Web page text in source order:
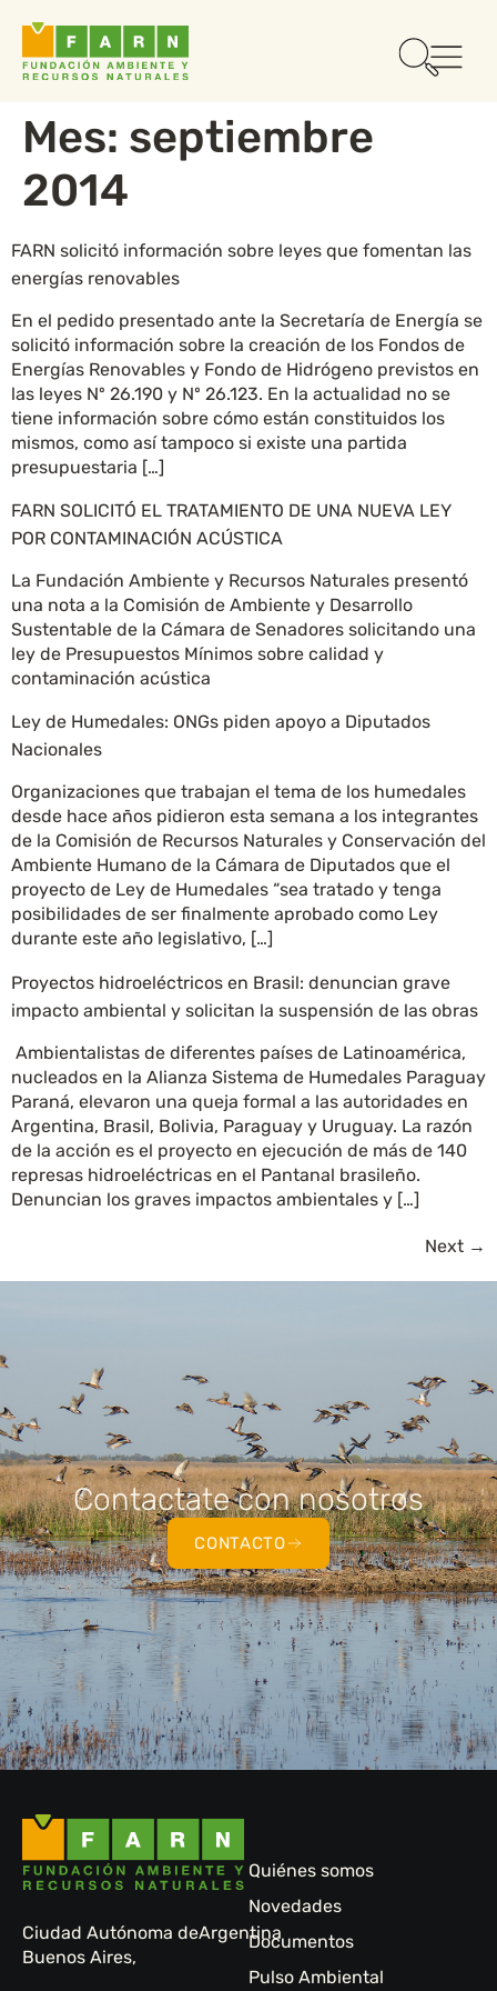
Mes: septiembre
2014
FARN solicitó información sobre leyes que fomentan las
energías renovables
En el pedido presentado ante la Secretaría de Energía se
solicitó información sobre la creación de los Fondos de
Energías Renovables y Fondo de Hidrógeno previstos en
las leyes Nº 26.190 y Nº 26.123. En la actualidad no se
tiene información sobre cómo están constituidos los
mismos, como así tampoco si existe una partida
presupuestaria […]
FARN SOLICITÓ EL TRATAMIENTO DE UNA NUEVA LEY
POR CONTAMINACIÓN ACÚSTICA
La Fundación Ambiente y Recursos Naturales presentó
una nota a la Comisión de Ambiente y Desarrollo
Sustentable de la Cámara de Senadores solicitando una
ley de Presupuestos Mínimos sobre calidad y
contaminación acústica
Ley de Humedales: ONGs piden apoyo a Diputados
Nacionales
Organizaciones que trabajan el tema de los humedales
desde hace años pidieron esta semana a los integrantes
de la Comisión de Recursos Naturales y Conservación del
Ambiente Humano de la Cámara de Diputados que el
proyecto de Ley de Humedales “sea tratado y tenga
posibilidades de ser finalmente aprobado como Ley
durante este año legislativo, […]
Proyectos hidroeléctricos en Brasil: denuncian grave
impacto ambiental y solicitan la suspensión de las obras
Ambientalistas de diferentes países de Latinoamérica,
nucleados en la Alianza Sistema de Humedales Paraguay
Paraná, elevaron una queja formal a las autoridades en
Argentina, Brasil, Bolivia, Paraguay y Uruguay. La razón
de la acción es el proyecto en ejecución de más de 140
represas hidroeléctricas en el Pantanal brasileño.
Denuncian los graves impactos ambientales y […]
Next →
Contactate con nosotros
CONTACTO
Ciudad Autónoma de
Buenos Aires,
Argentina
Quiénes somos
Novedades
Documentos
Pulso Ambiental